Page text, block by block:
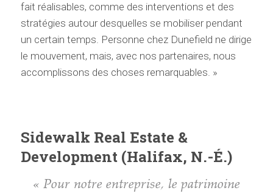
fait réalisables, comme des interventions et des
stratégies autour desquelles se mobiliser pendant
un certain temps. Personne chez Dunefield ne dirige
le mouvement, mais, avec nos partenaires, nous
accomplissons des choses remarquables. »
Sidewalk Real Estate &
Development (Halifax, N.-É.)
« Pour notre entreprise, le patrimoine